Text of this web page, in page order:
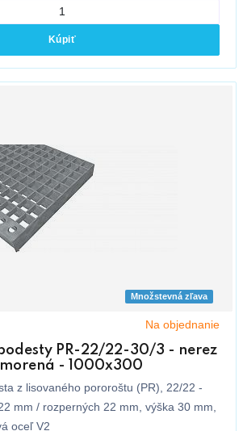
Kúpiť
Množstevná zľava
Na objednanie
PR-22/22-30/3 - nerez
- 1000x300
z lisovaného pororoštu (PR), 22/22 -
mm / rozperných 22 mm, výška 30 mm,
oceľ V2